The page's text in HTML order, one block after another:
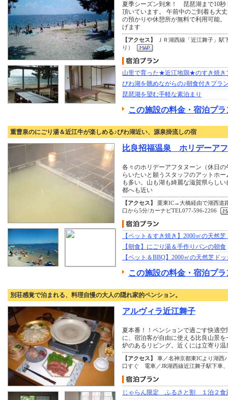
夏季シーズン到来！ 琵琶湖まで10秒
頂いています。 午前中のご到着も大
の預かりや休憩所が無料で利用可能
げます
【アクセス】
ＪＲ湖西線「近江舞子」駅
り）
山里で育った★近江地鶏★のすき焼き
びわ湖を眺めながらの♪朝食付きプラ
琵琶湖を望む手軽な素泊まり
この施設の料金・宿泊プ
重曹泉のにごり湯＆近江牛が楽しめる♪びわ湖近い、源泉掛流しの宿
比良招福温泉 ホリデーア
各々のホリデーアフタヌーン（休日
らいたいと願うスタッフのアットホ
も多い。山も湖も綺麗な滋賀県らし
都へも近い
【アクセス】
栗東IC→大橋経由で湖西道
口から5分/カーナビTEL077-596-2206
【ペット＆すき焼き】2000㎡の天然
【朝食】にごり湯＆手作りパンの朝食
【ペット＆BBQ】2000㎡の天然芝ド
この施設の料金・宿泊プ
別荘感覚で泊まれる、料理自慢の大人の隠れ家的ペンション。
アルヴィラ近江舞子
夏本番！！ペンションで過ごす快適
に、宿泊客が自由に使える比良山景
炉のあるリビング。近くには立寄り
【アクセス】
車／名神京都東ICより湖西
口すぐ 電車／JR湖西線近江舞子駅下車
じゃらん限定 ふるさと割 １泊２食